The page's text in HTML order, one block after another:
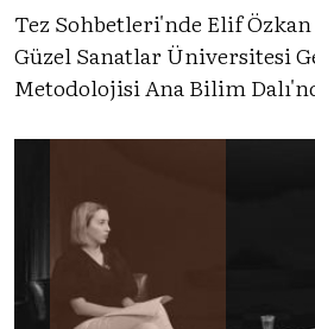
plakları
Tez Sohbetleri'nde Elif
Güzel Sanatlar Üniversitesi
Metodolojisi Ana Bilim